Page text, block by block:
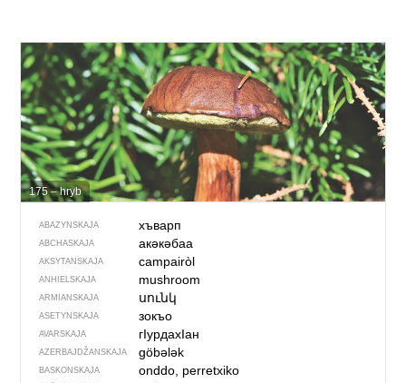
175 – hryb
ABAZYNSKAJA хъварп
ABCHASKAJA акәкәбаа
AKSYTANSKAJA campairòl
ANHIELSKAJA mushroom
ARMIANSKAJA սունկ
ASETYNSKAJA зокъо
AVARSKAJA гIурдахIан
AZERBAJDŽAN­SKAJA göbələk
BASKONSKAJA onddo, perretxiko